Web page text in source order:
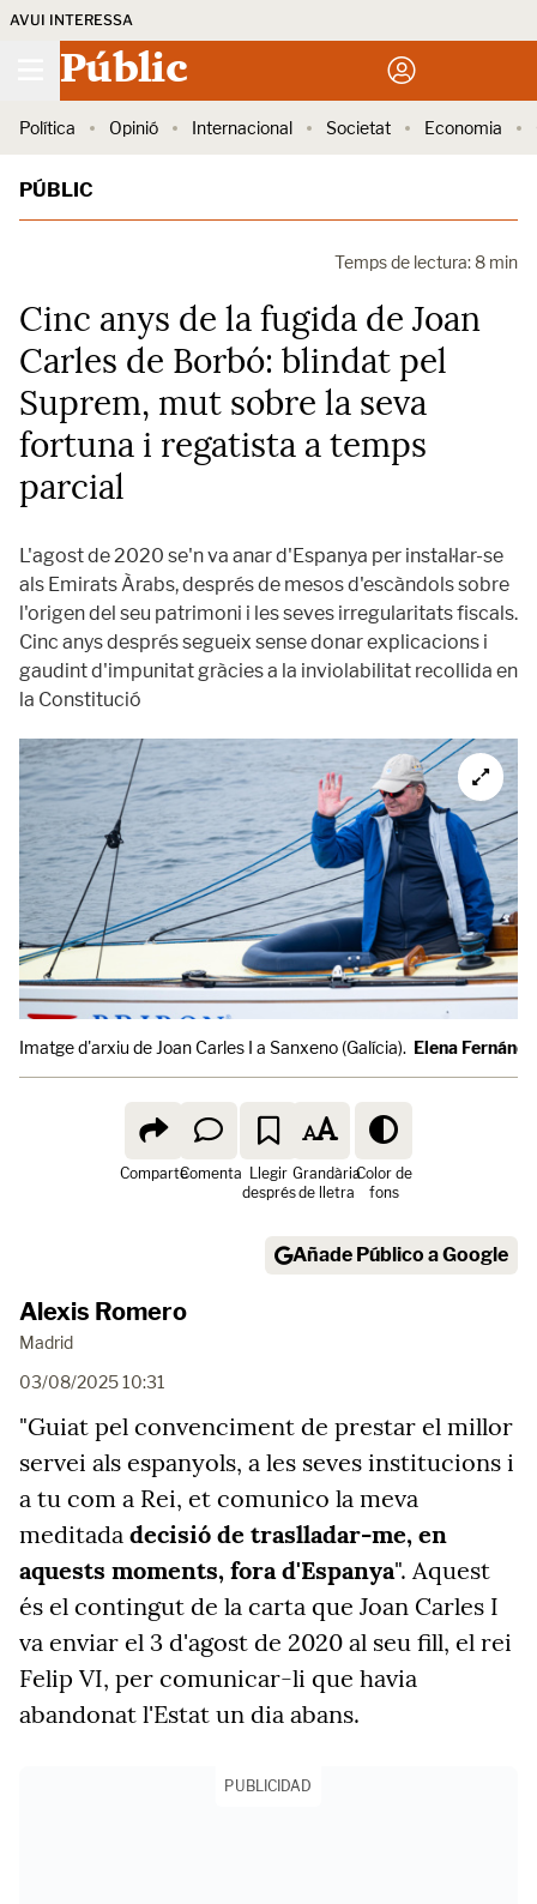
AVUI INTERESSA
Públic
Política Opinió Internacional Societat Economia
PÚBLIC
Temps de lectura: 8 min
Cinc anys de la fugida de Joan
Carles de Borbó: blindat pel
Suprem, mut sobre la seva
fortuna i regatista a temps
parcial
L'agost de 2020 se'n va anar d'Espanya per instal·lar-se
als Emirats Àrabs, després de mesos d'escàndols sobre
l'origen del seu patrimoni i les seves irregularitats fiscals.
Cinc anys després segueix sense donar explicacions i
gaudint d'impunitat gràcies a la inviolabilitat recollida en
la Constitució
Imatge d'arxiu de Joan Carles I a Sanxeno (Galícia). Elena
ComparteComenta Llegir
després
Grandària
de lletra
Color de
fons
Añade Público a Google
Alexis Romero
Madrid
03/08/2025 10:31
"Guiat pel convenciment de prestar el millor
servei als espanyols, a les seves institucions i
a tu com a Rei, et comunico la meva
meditada decisió de traslladar-me, en
aquests moments, fora d'Espanya". Aquest
és el contingut de la carta que Joan Carles I
va enviar el 3 d'agost de 2020 al seu fill, el rei
Felip VI, per comunicar-li que havia
abandonat l'Estat un dia abans.
PUBLICIDAD